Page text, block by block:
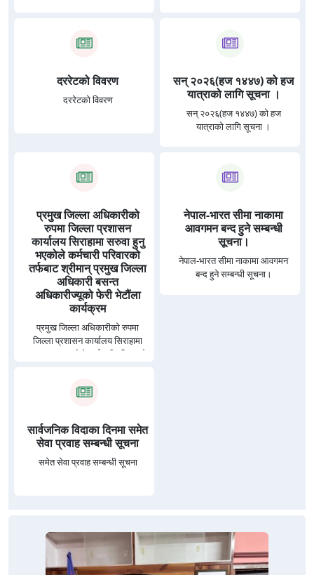
दररेटको विवरण
दररेटको विवरण
सन् २०२६(हज १४४७) को हज
यात्राको लागि सूचना ।
सन् २०२६(हज १४४७) को हज
यात्राको लागि सूचना ।
प्रमुख जिल्ला अधिकारीको
रुपमा जिल्ला प्रशासन
कार्यालय सिराहामा सरुवा हुनु
भएकोले कर्मचारी परिवारको
तर्फबाट श्रीमान् प्रमुख जिल्ला
अधिकारी बसन्त
अधिकारीज्यूको फेरी भेटौंला
कार्यक्रम
प्रमुख जिल्ला अधिकारीको रुपमा
जिल्ला प्रशासन कार्यालय सिराहामा
सरुवा हुनु भएकोले कर्मचारी परिवारको
भेटौंला कार्यक्रम
नेपाल-भारत सीमा नाकामा
आवगमन बन्द हुने सम्बन्धी
सूचना।
नेपाल-भारत सीमा नाकामा आवगमन
बन्द हुने सम्बन्धी सूचना।
सार्वजनिक विदाका दिनमा समेत
सेवा प्रवाह सम्बन्धी सूचना
समेत सेवा प्रवाह सम्बन्धी सूचना